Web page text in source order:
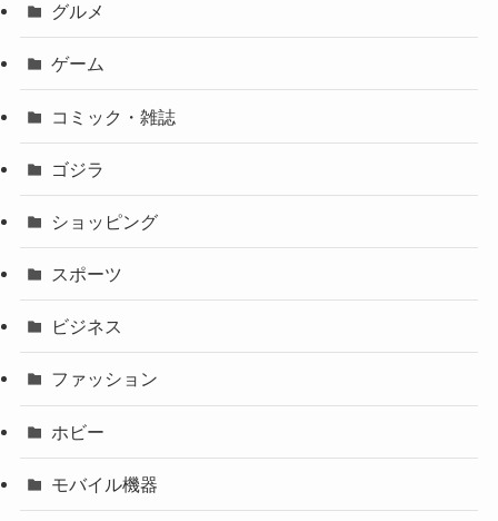
グルメ
ゲーム
コミック・雑誌
ゴジラ
ショッピング
スポーツ
ビジネス
ファッション
ホビー
モバイル機器